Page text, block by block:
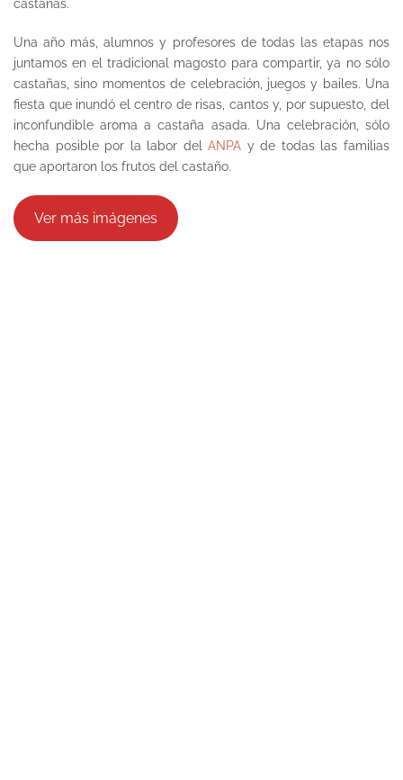
castañas.
Una año más, alumnos y profesores de todas las etapas nos
juntamos en el tradicional magosto para compartir, ya no sólo
castañas, sino momentos de celebración, juegos y bailes. Una
fiesta que inundó el centro de risas, cantos y, por supuesto, del
inconfundible aroma a castaña asada. Una celebración, sólo
hecha posible por la labor delANPA y de todas las familias
que aportaron los frutos del castaño.
Ver más imágenes